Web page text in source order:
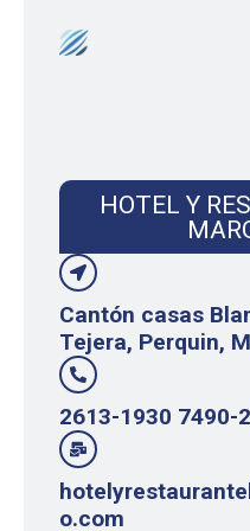
HOTEL Y
Cantón casas
Tejera, Perquin,
2613-1930 7490-
o.com